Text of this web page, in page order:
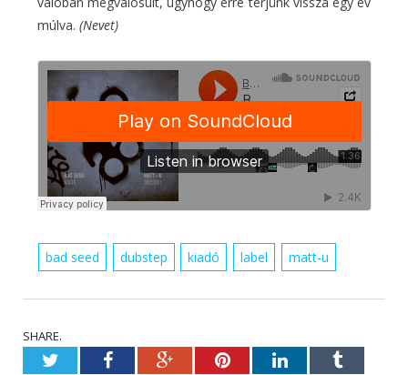
múlva. (Nevet)
bad seed dubstep kiadó label matt-u
SHARE.
TwitterFacebookGoogle+PinterestLinkedInTumblr